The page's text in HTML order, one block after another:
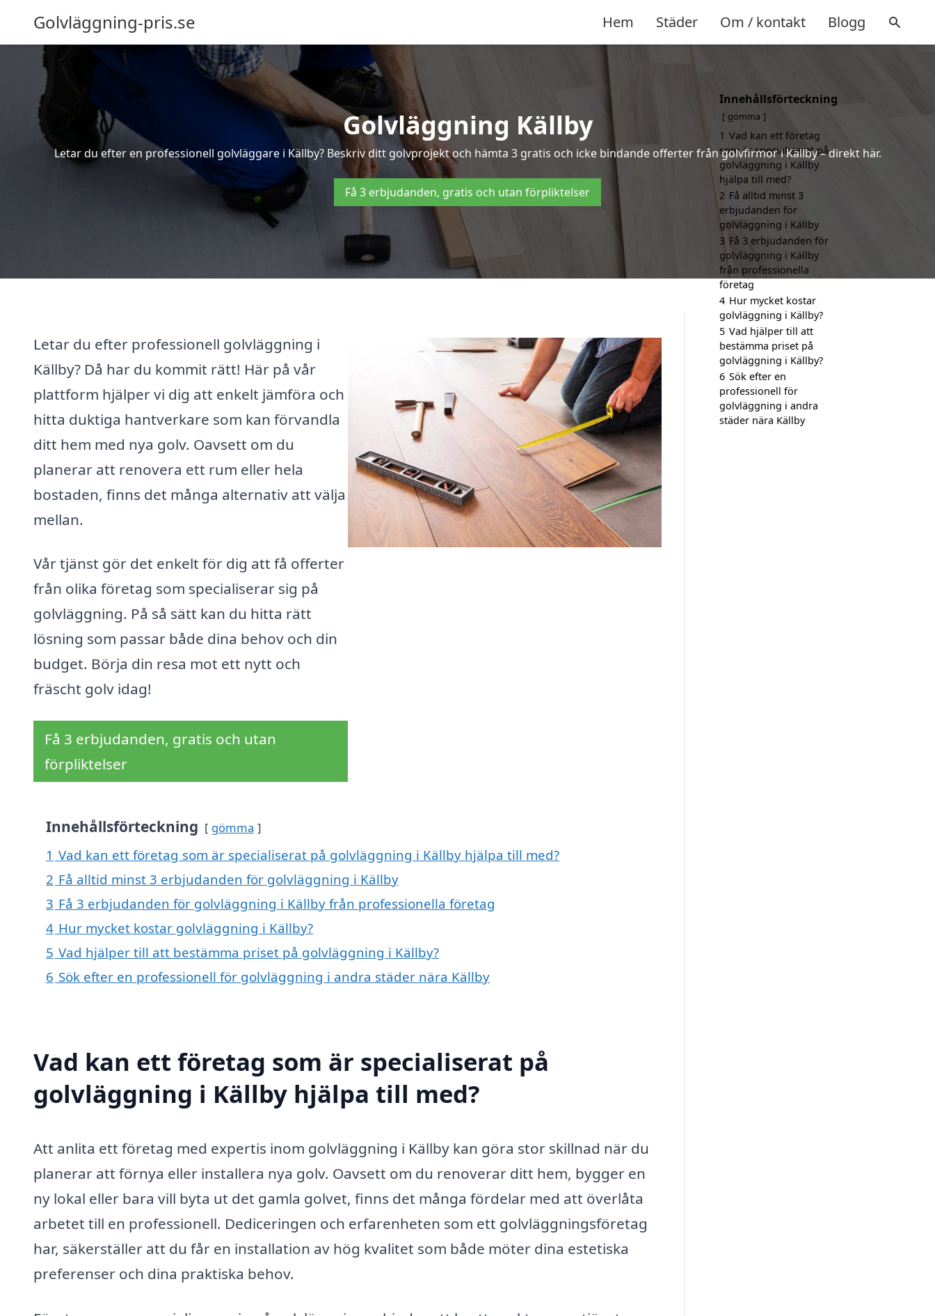
Golvläggning-pris.se Hem Städer Om / kontakt Blogg
Golvläggning Källby
Letar du efter en professionell golvläggare i Källby? Beskriv ditt golvprojekt och hämta 3 gratis och icke bindande offerter från golvfirmor i Källby – direkt här.
Få 3 erbjudanden, gratis och utan förpliktelser
Letar du efter professionell golvläggning i
Källby? Då har du kommit rätt! Här på vår
plattform hjälper vi dig att enkelt jämföra och
hitta duktiga hantverkare som kan förvandla
ditt hem med nya golv. Oavsett om du
planerar att renovera ett rum eller hela
bostaden, finns det många alternativ att välja
mellan.
Vår tjänst gör det enkelt för dig att få offerter
från olika företag som specialiserar sig på
golvläggning. På så sätt kan du hitta rätt
lösning som passar både dina behov och din
budget. Börja din resa mot ett nytt och
fräscht golv idag!
Få 3 erbjudanden, gratis och utan
förpliktelser
Innehållsförteckning gömma
1 Vad kan ett företag som är specialiserat på golvläggning i Källby hjälpa till med?
2 Få alltid minst 3 erbjudanden för golvläggning i Källby
3 Få 3 erbjudanden för golvläggning i Källby från professionella företag
4 Hur mycket kostar golvläggning i Källby?
5 Vad hjälper till att bestämma priset på golvläggning i Källby?
6 Sök efter en professionell för golvläggning i andra städer nära Källby
Vad kan ett företag som är specialiserat på
golvläggning i Källby hjälpa till med?
Att anlita ett företag med expertis inom golvläggning i Källby kan göra stor skillnad när du
planerar att förnya eller installera nya golv. Oavsett om du renoverar ditt hem, bygger en
ny lokal eller bara vill byta ut det gamla golvet, finns det många fördelar med att överlåta
arbetet till en professionell. Dediceringen och erfarenheten som ett golvläggningsföretag
har, säkerställer att du får en installation av hög kvalitet som både möter dina estetiska
preferenser och dina praktiska behov.
Innehållsförteckning
gömma
1 Vad kan ett företag
som är specialiserat på
golvläggning i Källby
hjälpa till med?
2 Få alltid minst 3
erbjudanden för
golvläggning i Källby
3 Få 3 erbjudanden för
golvläggning i Källby
från professionella
företag
4 Hur mycket kostar
golvläggning i Källby?
5 Vad hjälper till att
bestämma priset på
golvläggning i Källby?
6 Sök efter en
professionell för
golvläggning i andra
städer nära Källby